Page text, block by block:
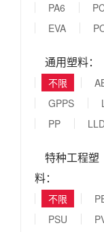
PA6
EVA
通用塑料：
不限
GPPS
PP
特种工程塑
料：
不限
PSU